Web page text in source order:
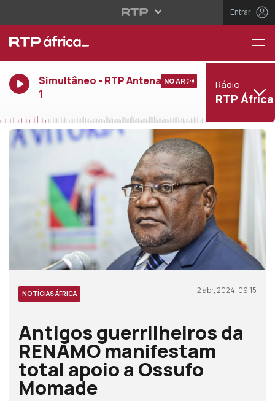
Entrar
Simultâneo - RTP Antena
1
NO AR Rádio
RTP África
NOTÍCIAS ÁFRICA 2 abr, 2024, 09:15
Antigos guerrilheiros da
RENAMO manifestam
total apoio a Ossufo
Momade